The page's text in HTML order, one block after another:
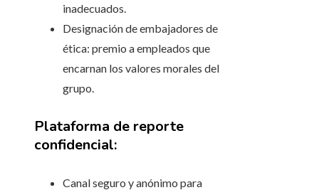
inadecuados.
Designación de embajadores de
ética: premio a empleados que
encarnan los valores morales del
grupo.
Plataforma de reporte
confidencial:
Canal seguro y anónimo para